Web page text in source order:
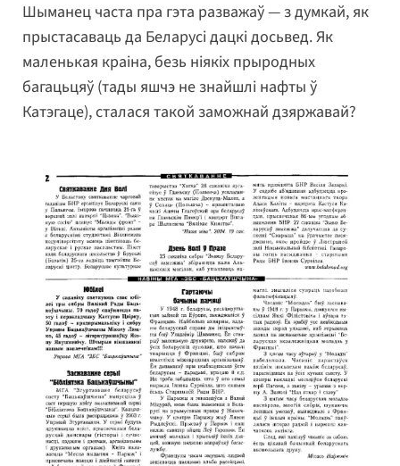
Шыманец часта пра гэта разважаў — з думкай, як
прыстасаваць да Беларусі дацкі досьвед. Як
маленькая краіна, безь ніякіх прыродных
багацьцяў (тады яшчэ не знайшлі нафты ў
Катэгаце), сталася такой заможнай дзяржавай?